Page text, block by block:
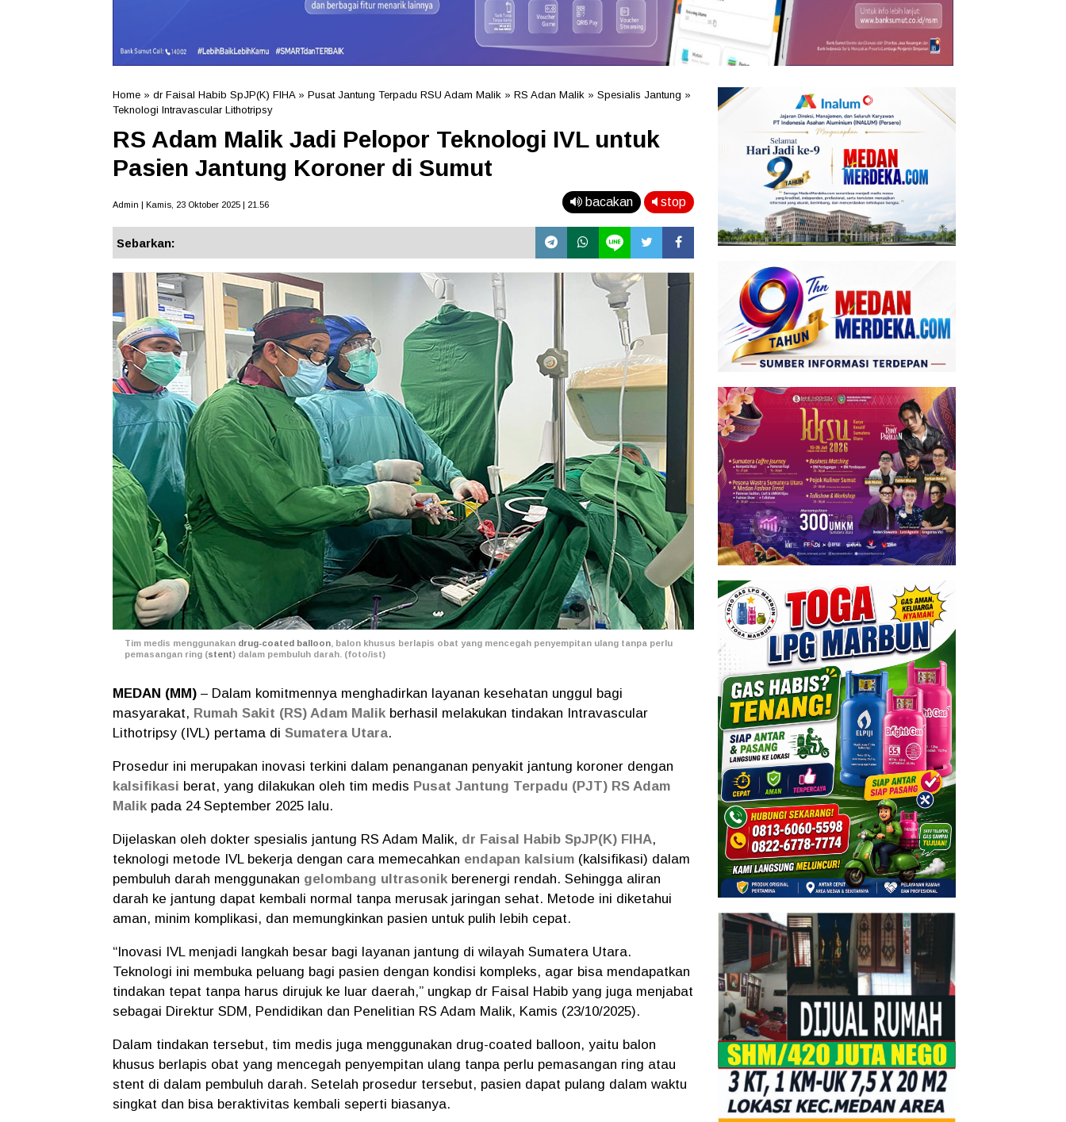
Home » dr Faisal Habib SpJP(K) FIHA» Pusat Jantung Terpadu RSU Adam Malik » RS Adan Malik » Spesialis Jantung »
Teknologi Intravascular Lithotripsy
RS Adam Malik Jadi Pelopor Teknologi IVL untuk
Pasien Jantung Koroner di Sumut
Admin | Kamis, 23 Oktober 2025 | 21.56 bacakan stop
Sebarkan:
Tim medis menggunakan drug-coated balloon , balon khusus berlapis obat yang mencegah penyempitan ulang tanpa perlu
pemasangan ring (stent) dalam pembuluh darah. (foto/ist)
MEDAN (MM) – Dalam komitmennya menghadirkan layanan kesehatan unggul bagi
masyarakat, Rumah Sakit (RS) Adam Malik berhasil melakukan tindakan Intravascular
Lithotripsy (IVL) pertama di Sumatera Utara.
Prosedur ini merupakan inovasi terkini dalam penanganan penyakit jantung koroner dengan
kalsifikasi berat, yang dilakukan oleh tim medis Pusat Jantung Terpadu (PJT) RS Adam
Malik pada 24 September 2025 lalu.
Dijelaskan oleh dokter spesialis jantung RS Adam Malik, dr Faisal Habib SpJP(K) FIHA,
teknologi metode IVL bekerja dengan cara memecahkan endapan kalsium (kalsifikasi) dalam
pembuluh darah menggunakan gelombang ultrasonik berenergi rendah. Sehingga aliran
darah ke jantung dapat kembali normal tanpa merusak jaringan sehat. Metode ini diketahui
aman, minim komplikasi, dan memungkinkan pasien untuk pulih lebih cepat.
“Inovasi IVL menjadi langkah besar bagi layanan jantung di wilayah Sumatera Utara.
Teknologi ini membuka peluang bagi pasien dengan kondisi kompleks, agar bisa mendapatkan
tindakan tepat tanpa harus dirujuk ke luar daerah,” ungkap dr Faisal Habib yang juga menjabat
sebagai Direktur SDM, Pendidikan dan Penelitian RS Adam Malik, Kamis (23/10/2025).
Dalam tindakan tersebut, tim medis juga menggunakan drug-coated balloon, yaitu balon
khusus berlapis obat yang mencegah penyempitan ulang tanpa perlu pemasangan ring atau
stent di dalam pembuluh darah. Setelah prosedur tersebut, pasien dapat pulang dalam waktu
singkat dan bisa beraktivitas kembali seperti biasanya.